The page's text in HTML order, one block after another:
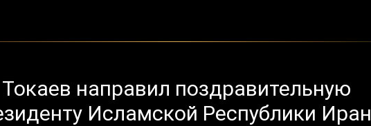
направил поздравительную
Исламской Республики Иран